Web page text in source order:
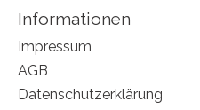
Informationen
Impressum
AGB
Datenschutzerklärung